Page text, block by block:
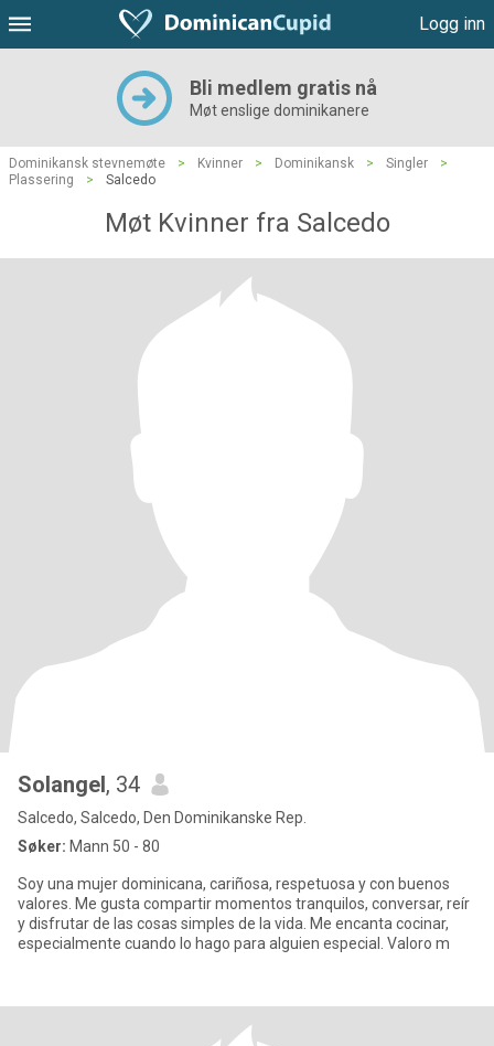
Logg inn
Bli medlem gratis nå
Møt enslige dominikanere
Dominikansk stevnemøte > Kvinner > Dominikansk > Singler
>
Plassering
> Salcedo
Møt Kvinner fra Salcedo
Solangel, 34
Salcedo, Salcedo, Den Dominikanske Rep.
Søker: Mann 50 - 80
Soy una mujer dominicana, cariñosa, respetuosa y con buenos
valores. Me gusta compartir momentos tranquilos, conversar, reír
y disfrutar de las cosas simples de la vida. Me encanta cocinar,
especialmente cuando lo hago para alguien especial. Valoro m